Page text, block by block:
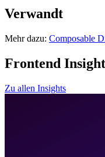
Verwandt
Mehr dazu: Composable
Frontend
Zu allen Insights